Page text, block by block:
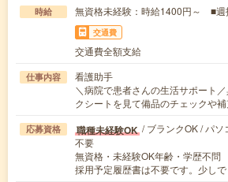
時給 無資格未経験：時給1400円～ ■週
交通費
交通費全額支給
仕事内容
看護助手
＼病院で患者さんの生活サポート
クシートを見て備品のチェックや
応募資格 職種未経験OK / ブランクOK / パ
不要
無資格・未経験OK年齢・学歴不
採用予定履歴書は不要です。少し